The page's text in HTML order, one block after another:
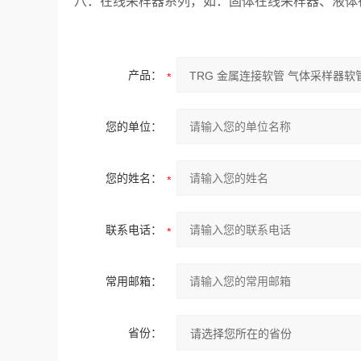
产品：
您的单位：
您的姓名：
联系电话：
常用邮箱：
省份：